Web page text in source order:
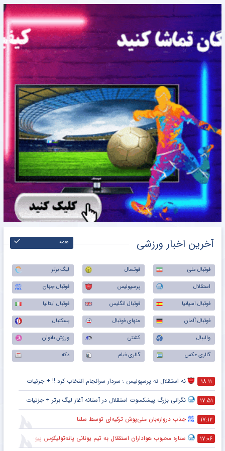
آخرین اخبار ورزشی همه
فوتبال ملی فوتسال
لیگ برتر
استقلال
پرسپولیس
فوتبال جهان
فوتبال اسپانیا
فوتبال انگلیس
فوتبال ایتالیا
فوتبال آلمان
منهای فوتبال
بسکتبال
والیبال
کشتی
ورزش بانوان
گالری عکس
گالری فیلم دکه
۱۸:۱۱ نه استقلال نه پرسپولیس ؛ سردار سرانجام انتخاب کرد !! + جزئیات
۱۷:۵۱ نگرانی بزرگ پیشکسوت استقلال در آستانه آغاز لیگ برتر + جزئیات
۱۷:۱۲ جذب دروازه‌بان ملی‌پوش ترکیه‌ای توسط سلتا
۱۷:۰۶ ستاره محبوب هواداران استقلال به تیم یونانی پانه‌تولیکوس پیوست